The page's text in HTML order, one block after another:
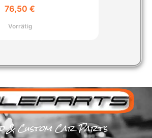
76,50 €
Vorrätig
& Custom Car Parts